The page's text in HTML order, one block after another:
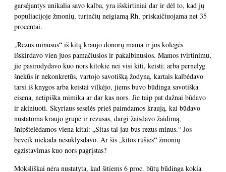
garsėjantys unikalia savo kalba, yra išskirtiniai dar ir dėl to, kad jų
populiacijoje žmonių, turinčių neigiamą Rh, priskaičiuojama net 35
procentai.
„Rezus minusus“ iš kitų kraujo donorų mama ir jos kolegės
išskirdavo vien juos pamačiusios ir pakalbinusios. Mamos tvirtinimu,
jie pasirodydavo kuo nors kitokie nei visi kiti, keisti: arba pernelyg
šnekūs ir nekonkretūs, vartojo savotišką žodyną, kartais kalbėdavo
tarsi iš knygos arba keistai vilkėjo, jiems buvo būdinga savotiška
eisena, netipiška mimika ar dar kas nors. Jie taip pat dažnai būdavo
ir akiniuoti. Skyriaus seselės prieš paimdamos kraują, kai būdavo
nustatoma kraujo grupė ir rezusas, dargi žaisdavo žaidimą,
šnipštelėdamos viena kitai: „Šitas tai jau bus rezus minus.“ Jos
beveik niekada nesuklysdavo. Ar šis „kitos rūšies“ žmonių
egzistavimas kuo nors pagrįstas?
Moksliškai nėra nustatyta, kad šitiems 6 proc. būtų būdinga kokia